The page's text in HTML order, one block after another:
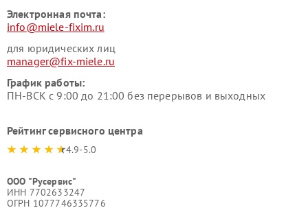
Электронная почта:
info@miele-fixim.ru
для юридических лиц
manager@fix-miele.ru
График работы:
ПН-ВСК с 9:00 до 21:00 без перерывов и выходных
Рейтинг сервисного центра
4.9-5.0
ООО "Русервис"
ИНН 7702633247
ОГРН 1077746335776